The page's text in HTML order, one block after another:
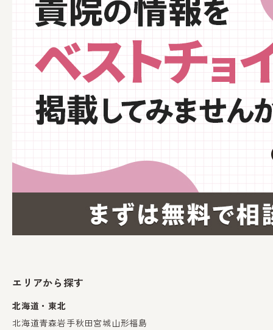
エリアから探す
北海道・東北
北海道青森岩手秋田宮城山形福島